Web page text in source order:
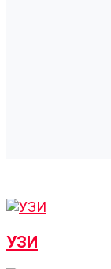
УЗИ